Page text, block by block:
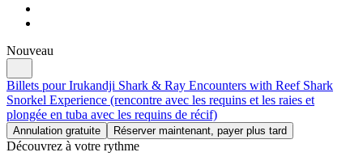
Nouveau
Billets pour Irukandji Shark & Ray Encounters with Reef Shark
Snorkel Experience (rencontre avec les requins et les raies et
plongée en tuba avec les requins de récif)
Annulation gratuite Réserver maintenant, payer plus tard
Découvrez à votre rythme